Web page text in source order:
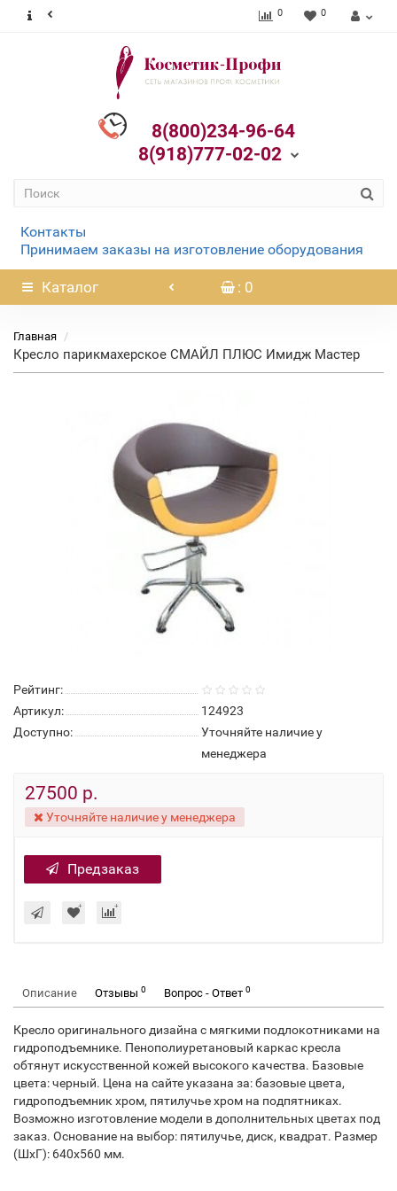
0 0
8(800)234-96-64
8(918)777-02-02
Контакты
Принимаем заказы на изготовление оборудования
Каталог : 0
Главная
Кресло парикмахерское СМАЙЛ ПЛЮС Имидж Мастер
Рейтинг:
Артикул:
124923
Доступно:
Уточняйте наличие у
менеджера
27500 р.
Уточняйте наличие у менеджера
Предзаказ
Описание Отзывы 0 Вопрос - Ответ 0
Кресло оригинального дизайна с мягкими подлокотниками на
гидроподъемнике. Пенополиуретановый каркас кресла
обтянут искусственной кожей высокого качества. Базовые
цвета: черный. Цена на сайте указана за: базовые цвета,
гидроподъемник хром, пятилучье хром на подпятниках.
Возможно изготовление модели в дополнительных цветах под
заказ. Основание на выбор: пятилучье, диск, квадрат. Размер
(ШхГ): 640х560 мм.